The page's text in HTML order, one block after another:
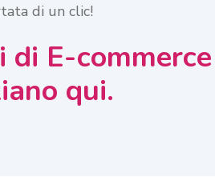
di un clic!
di E-commerce
qui.